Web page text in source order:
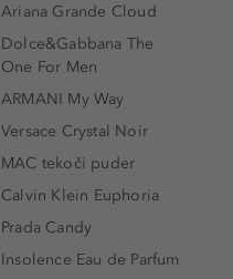
Ariana Grande Cloud
Dolce&Gabbana The
One For Men
ARMANI My Way
Versace Crystal Noir
MAC tekoči puder
Calvin Klein Euphoria
Prada Candy
Insolence Eau de Parfum